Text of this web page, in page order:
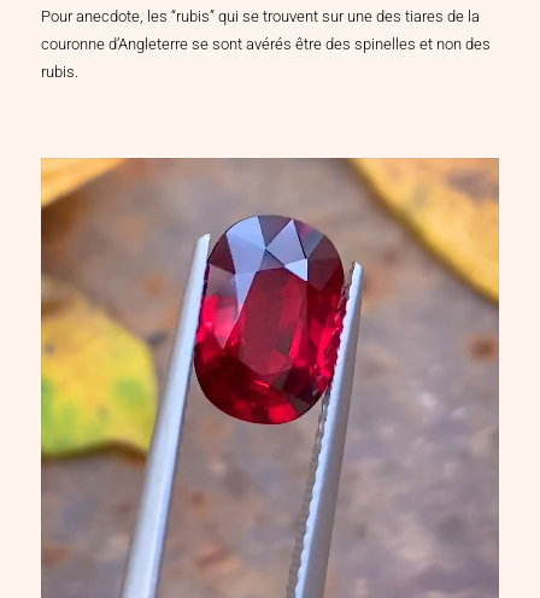
Pour anecdote, les “rubis” qui se trouvent sur une des tiares de la
couronne d’Angleterre se sont avérés être des spinelles et non des
rubis.